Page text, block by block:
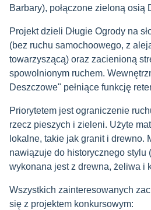
Barbary), połączone zieloną osią
Projekt dzieli Długie Ogrody na
(bez ruchu samochoowego, z
towarzyszącą) oraz zacienioną
spowolnionym ruchem.
Deszczowe" pełniące funkcję
Priorytetem jest ograniczenie
rzecz pieszych i zieleni. Użyte
lokalne, takie jak granit i drewno.
nawiązuje do historycznego stylu
wykonana jest z drewna, żeliwa i
Wszystkich zainteresowanych
się z projektem konkursowym: